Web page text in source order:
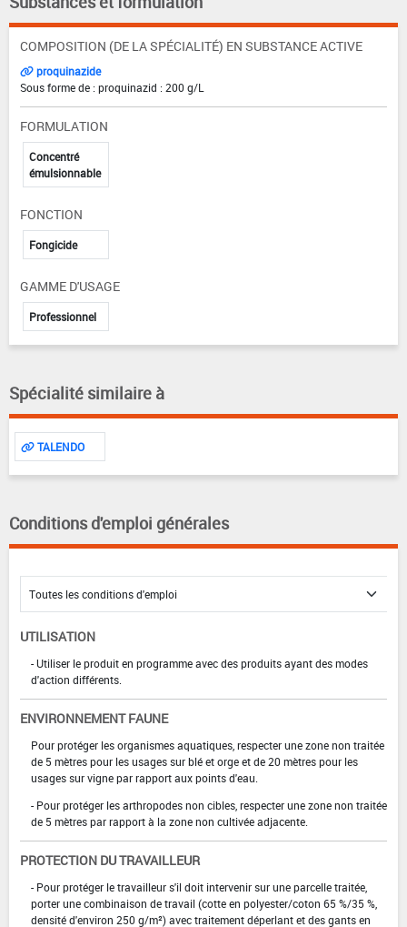
COMPOSITION (DE LA SPÉCIALITÉ) EN SUBSTANCE ACTIVE
proquinazide
Sous forme de : proquinazid : 200 g/L
FORMULATION
Concentré
émulsionnable
FONCTION
Fongicide
GAMME D'USAGE
Professionnel
Spécialité similaire à
TALENDO
Conditions d'emploi générales
UTILISATION
- Utiliser le produit en programme avec des produits ayant des modes
d'action différents.
ENVIRONNEMENT FAUNE
Pour protéger les organismes aquatiques, respecter une zone non traitée
de 5 mètres pour les usages sur blé et orge et de 20 mètres pour les
usages sur vigne par rapport aux points d'eau.
- Pour protéger les arthropodes non cibles, respecter une zone non traitée
de 5 mètres par rapport à la zone non cultivée adjacente.
PROTECTION DU TRAVAILLEUR
- Pour protéger le travailleur s'il doit intervenir sur une parcelle traitée,
porter une combinaison de travail (cotte en polyester/coton 65 %/35 %,
densité d'environ 250 g/m²) avec traitement déperlant et des gants en